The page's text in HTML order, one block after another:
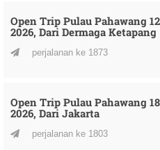
Open Trip Pulau Pahawang
2026, Dari Dermaga Ketapang
perjalanan ke 1873
Open Trip Pulau Pahawang
2026, Dari Jakarta
perjalanan ke 1803